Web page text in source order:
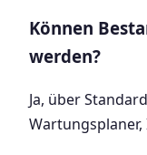
Können
werden?
Ja, über
Wartungsplaner,